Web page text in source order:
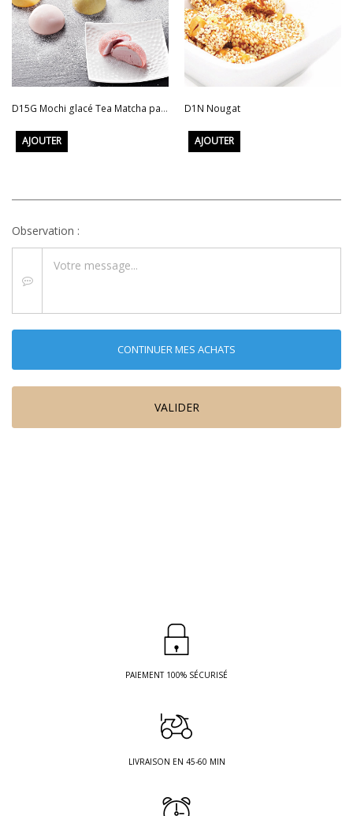
D15G Mochi glacé Tea Matcha par 2
AJOUTER
D1N Nougat
AJOUTER
Observation :
CONTINUER MES ACHATS
VALIDER
PAIEMENT 100% SÉCURISÉ
LIVRAISON EN 45-60 MIN